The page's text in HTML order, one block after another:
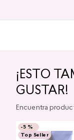
¡ESTO
GUSTAR!
Encuentra
-5 %
Top Seller